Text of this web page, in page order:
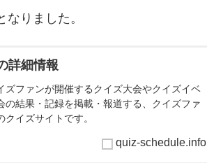
りました。
詳細情報
ズファンが開催するクイズ大会やクイズイベ
の結果・記録を掲載・報道する、クイズファ
イズサイトです。
quiz-schedule.info